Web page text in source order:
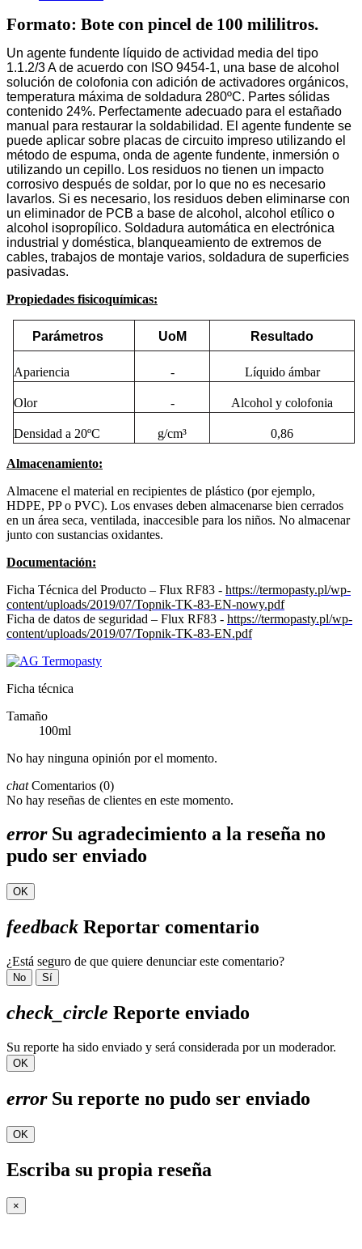
Formato: Bote con pincel de 100 mililitros.
Un agente fundente líquido de actividad media del tipo
1.1.2/3 A de acuerdo con ISO 9454-1, una base de alcohol
solución de colofonia con adición de activadores orgánicos,
temperatura máxima de soldadura 280ºC. Partes sólidas
contenido 24%. Perfectamente adecuado para el estañado
manual para restaurar la soldabilidad. El agente fundente se
puede aplicar sobre placas de circuito impreso utilizando el
método de espuma, onda de agente fundente, inmersión o
utilizando un cepillo. Los residuos no tienen un impacto
corrosivo después de soldar, por lo que no es necesario
lavarlos. Si es necesario, los residuos deben eliminarse con
un eliminador de PCB a base de alcohol, alcohol etílico o
alcohol isopropílico. Soldadura automática en electrónica
industrial y doméstica, blanqueamiento de extremos de
cables, trabajos de montaje varios, soldadura de superficies
pasivadas.
Propiedades fisicoquímicas:
Parámetros UoM Resultado
Apariencia - Líquido ámbar
Olor - Alcohol y colofonia
Densidad a 20ºC g/cm³ 0,86
Almacenamiento:
Almacene el material en recipientes de plástico (por ejemplo,
HDPE, PP o PVC). Los envases deben almacenarse bien cerrados
en un área seca, ventilada, inaccesible para los niños. No almacenar
junto con sustancias oxidantes.
Documentación:
Ficha Técnica del Producto – Flux RF83 - https://termopasty.pl/wp-
content/uploads/2019/07/Topnik-TK-83-EN-nowy.pdf
Ficha de datos de seguridad – Flux RF83 - https://termopasty.pl/wp-
content/uploads/2019/07/Topnik-TK-83-EN.pdf
Ficha técnica
Tamaño
100ml
No hay ninguna opinión por el momento.
chatComentarios (0)
No hay reseñas de clientes en este momento.
errorSu agradecimiento a la reseña no
pudo ser enviado
OK
feedback Reportar comentario
¿Está seguro de que quiere denunciar este comentario?
No Sí
check_circle Reporte enviado
Su reporte ha sido enviado y será considerada por un moderador.
OK
errorSu reporte no pudo ser enviado
OK
Escriba su propia reseña
×